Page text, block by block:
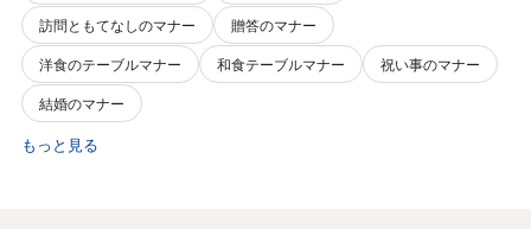
訪問ともてなしのマナー
贈答のマナー
洋食のテーブルマナー
和食テーブルマナー
祝い事のマナー
結婚のマナー
もっと見る